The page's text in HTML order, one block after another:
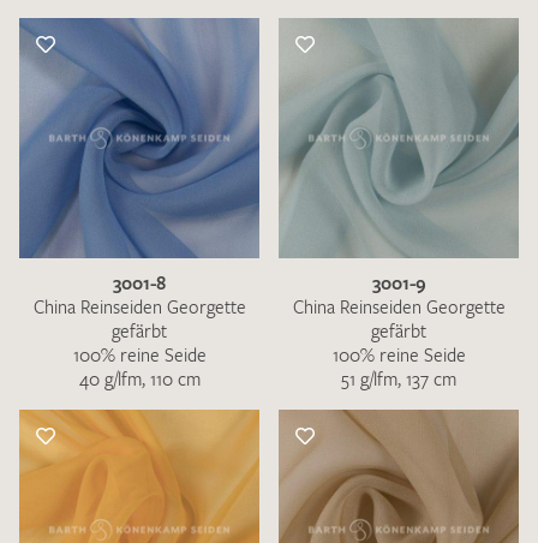
3001-8
China Reinseiden Georgette
gefärbt
100% reine Seide
40 g/lfm, 110 cm
3001-9
China Reinseiden Georgette
gefärbt
100% reine Seide
51 g/lfm, 137 cm